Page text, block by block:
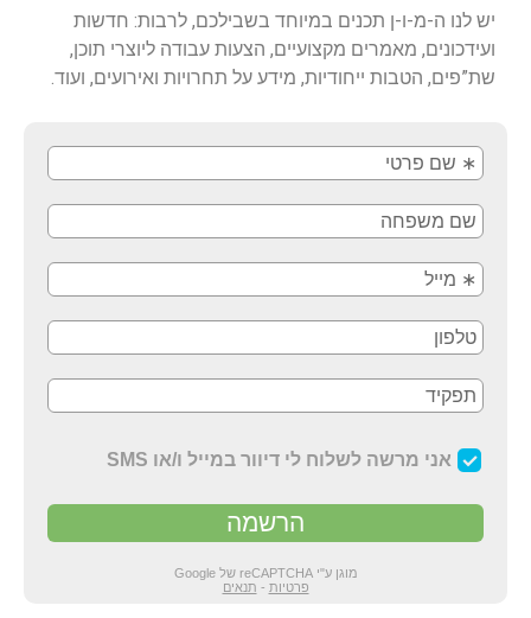
יש לנו ה-מ-ו-ן תכנים במיוחד בשבילכם, לרבות: חדשות
ועידכונים, מאמרים מקצועיים, הצעות עבודה ליוצרי תוכן,
שת”פים, הטבות ייחודיות, מידע על תחרויות ואירועים, ועוד.